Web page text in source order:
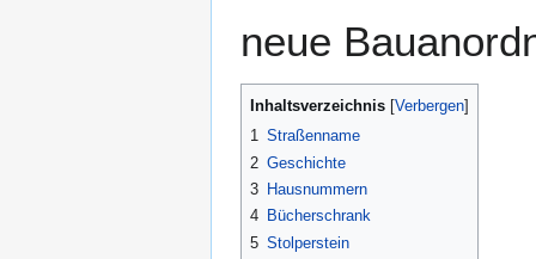
neue
Inhaltsverzeichnis
1 Straßenname
2 Geschichte
3 Hausnummern
4 Bücherschrank
5 Stolperstein